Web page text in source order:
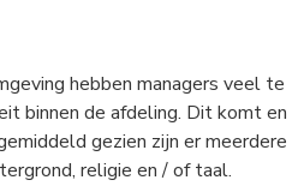
hebben managers veel te
binnen de afdeling. Dit komt en
gezien zijn er meerdere
religie en / of taal.